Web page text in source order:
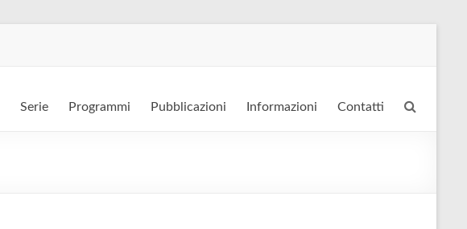
Serie Programmi Pubblicazioni Informazioni Contatti